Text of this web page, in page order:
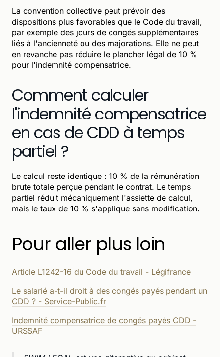
La convention collective peut prévoir des
dispositions plus favorables que le Code du travail,
par exemple des jours de congés supplémentaires
liés à l'ancienneté ou des majorations. Elle ne peut
en revanche pas réduire le plancher légal de 10 %
pour l'indemnité compensatrice.
Comment calculer
l'indemnité compensatrice
en cas de CDD à temps
partiel ?
Le calcul reste identique : 10 % de la rémunération
brute totale perçue pendant le contrat. Le temps
partiel réduit mécaniquement l'assiette de calcul,
mais le taux de 10 % s'applique sans modification.
Pour aller plus loin
Article L1242-16 du Code du travail - Légifrance
Le salarié a-t-il droit à des congés payés pendant un
CDD ? - Service-Public.fr
Indemnité compensatrice de congés payés CDD -
URSSAF